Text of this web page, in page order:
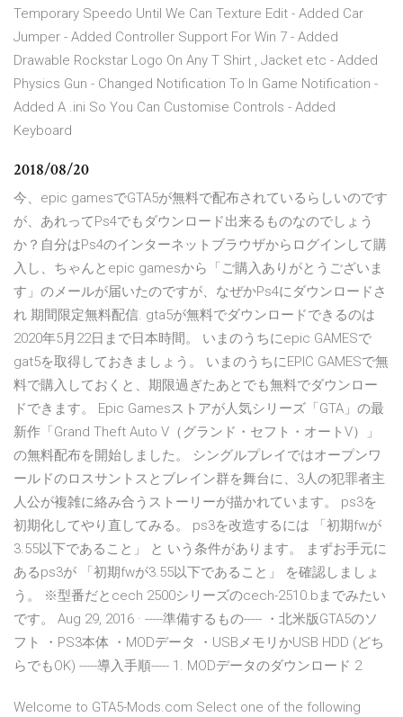
Temporary Speedo Until We Can Texture Edit - Added Car
Jumper - Added Controller Support For Win 7 - Added
Drawable Rockstar Logo On Any T Shirt , Jacket etc - Added
Physics Gun - Changed Notification To In Game Notification -
Added A .ini So You Can Customise Controls - Added
Keyboard
2018/08/20
今、epic gamesでGTA5が無料で配布されているらしいのです
が、あれってPs4でもダウンロード出来るものなのでしょう
か？自分はPs4のインターネットブラウザからログインして購
入し、ちゃんとepic gamesから「ご購入ありがとうございま
す」のメールが届いたのですが、なぜかPs4にダウンロードさ
れ 期間限定無料配信. gta5が無料でダウンロードできるのは
2020年5月22日まで日本時間。 いまのうちにepic GAMESで
gat5を取得しておきましょう。 いまのうちにEPIC GAMESで無
料で購入しておくと、期限過ぎたあとでも無料でダウンロー
ドできます。 Epic Gamesストアが人気シリーズ「GTA」の最
新作「Grand Theft Auto V（グランド・セフト・オートV）」
の無料配布を開始しました。 シングルプレイではオープンワ
ールドのロスサントスとブレイン群を舞台に、3人の犯罪者主
人公が複雑に絡み合うストーリーが描かれています。 ps3を
初期化してやり直してみる。 ps3を改造するには 「初期fwが
3.55以下であること」 と いう条件があります。 まずお手元に
あるps3が 「初期fwが3.55以下であること」 を確認しましょ
う。 ※型番だとcech 2500シリーズのcech-2510.bまでみたい
です。 Aug 29, 2016 · -----準備するもの----- ・北米版GTA5のソ
フト ・PS3本体 ・MODデータ ・USBメモリかUSB HDD (どち
らでもOK) -----導入手順----- 1. MODデータのダウンロード 2
Welcome to GTA5-Mods.com Select one of the following